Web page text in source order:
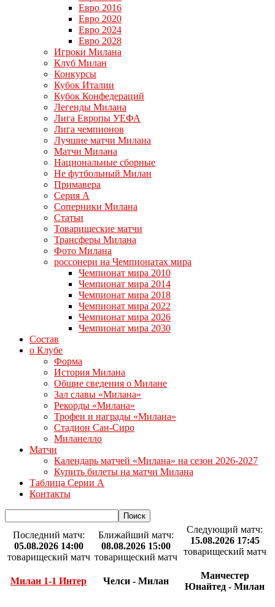
Евро 2016
Евро 2020
Евро 2024
Евро 2028
Игроки Милана
Клуб Милан
Конкурсы
Кубок Италии
Кубок Конфедераций
Легенды Милана
Лига Европы УЕФА
Лига чемпионов
Лучшие матчи Милана
Матчи Милана
Национальные сборные
Не футбольный Милан
Примавера
Серия А
Соперники Милана
Статьи
Товарищеские матчи
Трансферы Милана
Фото Милана
россонери на Чемпионатах мира
Чемпионат мира 2010
Чемпионат мира 2014
Чемпионат мира 2018
Чемпионат мира 2022
Чемпионат мира 2026
Чемпионат мира 2030
Состав
о Клубе
Форма
История Милана
Общие сведения о Милане
Зал славы «Милана»
Рекорды «Милана»
Трофеи и награды «Милана»
Стадион Сан-Сиро
Миланелло
Матчи
Календарь матчей «Милана» на сезон 2026-2027
Купить билеты на матчи Милана
Таблица Серии А
Контакты
Последний матч:
05.08.2026 14:00
товарищеский матч
Милан 1-1 Интер
Ближайший матч:
08.08.2026 15:00
товарищеский матч
Челси - Милан
Следующий матч:
15.08.2026 17:45
товарищеский матч
Манчестер
Юнайтед - Милан